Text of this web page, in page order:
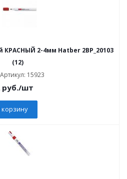
2-4мм Hatber 2BP_20103
(12)
Артикул: 15923
руб./шт
корзину